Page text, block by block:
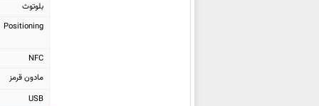
بلوتوث
Positioning
NFC
مادون قرمز
USB